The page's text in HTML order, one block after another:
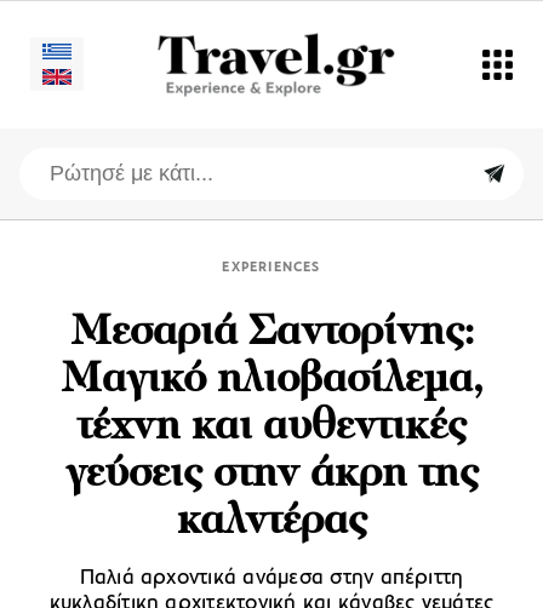
EXPERIENCES
Μεσαριά Σαντορίνης:
Μαγικό ηλιοβασίλεμα,
τέχνη και αυθεντικές
γεύσεις στην άκρη της
καλντέρας
Παλιά αρχοντικά ανάμεσα στην απέριττη
κυκλαδίτικη αρχιτεκτονική και κάναβες γεμάτες